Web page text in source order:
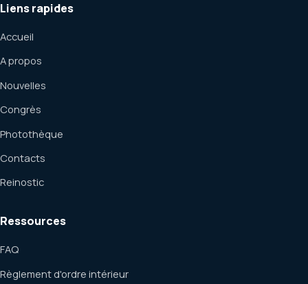
Liens rapides
Accueil
A propos
Nouvelles
Congrès
Photothèque
Contacts
Reinostic
Ressources
FAQ
Règlement d'ordre intérieur